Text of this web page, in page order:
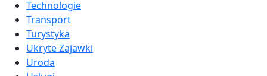
Technologie
Transport
Turystyka
Ukryte Zajawki
Uroda